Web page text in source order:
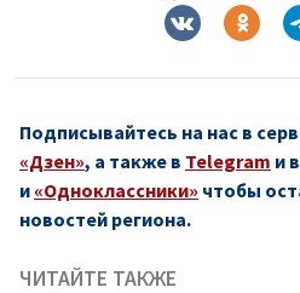
Подписывайтесь на нас в
«Дзен», а также в Telegram и
и «Одноклассники» чтобы
новостей региона.
ЧИТАЙТЕ ТАКЖЕ